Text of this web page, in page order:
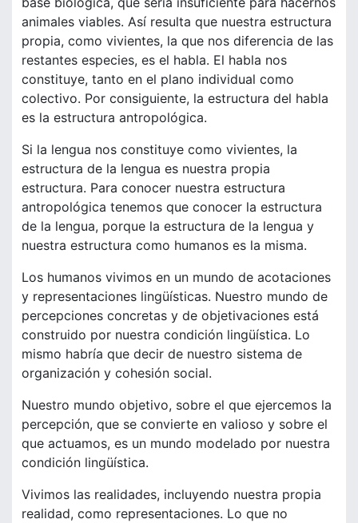
animales viables. Así resulta que nuestra estructura
propia, como vivientes, la que nos diferencia de las
restantes especies, es el habla. El habla nos
constituye, tanto en el plano individual como
colectivo. Por consiguiente, la estructura del habla
es la estructura antropológica.
Si la lengua nos constituye como vivientes, la
estructura de la lengua es nuestra propia
estructura. Para conocer nuestra estructura
antropológica tenemos que conocer la estructura
de la lengua, porque la estructura de la lengua y
nuestra estructura como humanos es la misma.
Los humanos vivimos en un mundo de acotaciones
y representaciones lingüísticas. Nuestro mundo de
percepciones concretas y de objetivaciones está
construido por nuestra condición lingüística. Lo
mismo habría que decir de nuestro sistema de
organización y cohesión social.
Nuestro mundo objetivo, sobre el que ejercemos la
percepción, que se convierte en valioso y sobre el
que actuamos, es un mundo modelado por nuestra
condición lingüística.
Vivimos las realidades, incluyendo nuestra propia
realidad, como representaciones. Lo que no